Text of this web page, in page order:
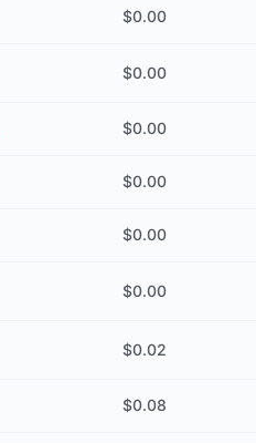
$0.00
$0.00
$0.00
$0.00
$0.00
$0.00
$0.02
$0.08